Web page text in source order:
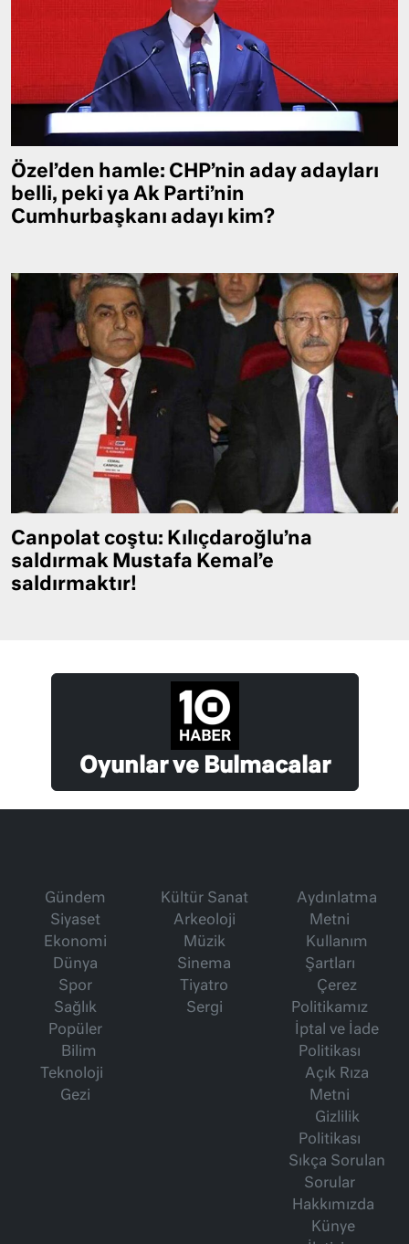
Özel’den hamle: CHP’nin aday adayları
belli, peki ya Ak Parti’nin
Cumhurbaşkanı adayı kim?
Canpolat coştu: Kılıçdaroğlu’na
saldırmak Mustafa Kemal’e
saldırmaktır!
Oyunlar ve Bulmacalar
Gündem
Siyaset
Ekonomi
Dünya
Spor
Sağlık
Popüler
Bilim
Teknoloji
Gezi
Kültür Sanat
Arkeoloji
Müzik
Sinema
Tiyatro
Sergi
Aydınlatma
Metni
Kullanım
Şartları
Çerez
Politikamız
İptal ve İade
Politikası
Açık Rıza
Metni
Gizlilik
Politikası
Sıkça Sorulan
Sorular
Hakkımızda
Künye